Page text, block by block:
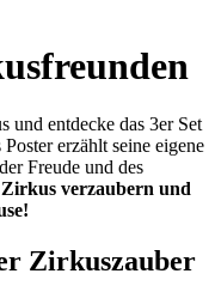
und entdecke das 3er Set
erzählt seine eigene
Freude und des
verzaubern und
Zirkuszauber